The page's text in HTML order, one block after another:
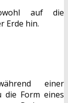
auf die
Erde hin.
einer
die Form eines